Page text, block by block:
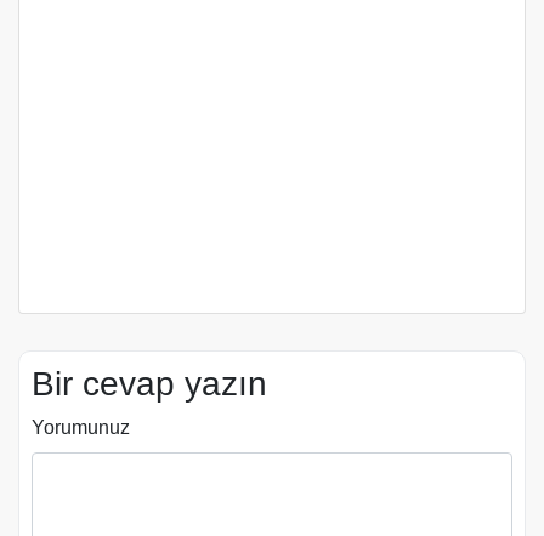
Bir cevap yazın
Yorumunuz